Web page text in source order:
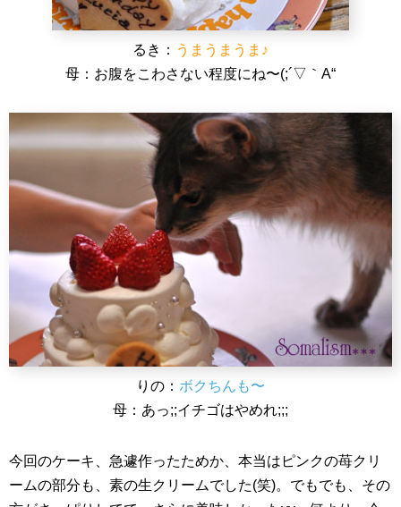
るき： うまうまうま♪
母：お腹をこわさない程度にね〜(;´▽｀A“
りの： ボクちんも〜
母：あっ;;イチゴはやめれ;;;
今回のケーキ、急遽作ったためか、本当はピンクの苺クリ
ームの部分も、素の生クリームでした(笑)。でもでも、その